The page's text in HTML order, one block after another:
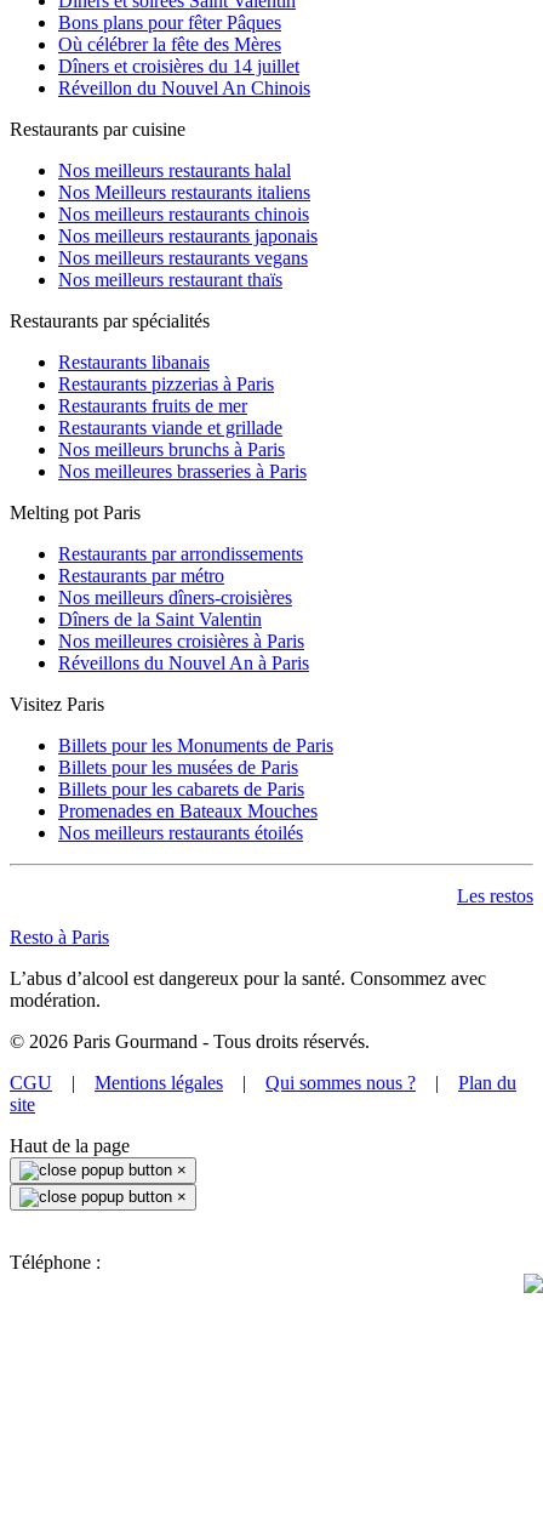
Bons plans pour fêter Pâques
Où célébrer la fête des Mères
Dîners et croisières du 14 juillet
Réveillon du Nouvel An Chinois
Restaurants par cuisine
Nos meilleurs restaurants halal
Nos Meilleurs restaurants italiens
Nos meilleurs restaurants chinois
Nos meilleurs restaurants japonais
Nos meilleurs restaurants vegans
Nos meilleurs restaurant thaïs
Restaurants par spécialités
Restaurants libanais
Restaurants pizzerias à Paris
Restaurants fruits de mer
Restaurants viande et grillade
Nos meilleurs brunchs à Paris
Nos meilleures brasseries à Paris
Melting pot Paris
Restaurants par arrondissements
Restaurants par métro
Nos meilleurs dîners-croisières
Dîners de la Saint Valentin
Nos meilleures croisières à Paris
Réveillons du Nouvel An à Paris
Visitez Paris
Billets pour les Monuments de Paris
Billets pour les musées de Paris
Billets pour les cabarets de Paris
Promenades en Bateaux Mouches
Nos meilleurs restaurants étoilés
Les restos
Resto à Paris
L’abus d’alcool est dangereux pour la santé. Consommez avec
modération.
© 2026 Paris Gourmand - Tous droits réservés.
CGU | Mentions légales | Qui sommes nous ? | Plan du
site
Haut de la page
×
×
Téléphone :